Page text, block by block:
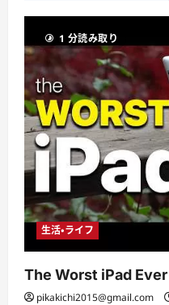
1 分読み取り
生活・ライフ
The Worst iPad
pikakichi2015@gmail.com